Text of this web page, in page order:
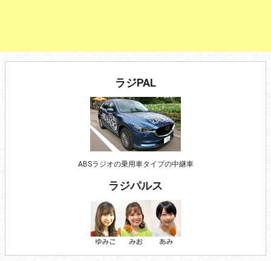
ラジPAL
ABSラジオの乗用車タイプの中継車
ラジパルス